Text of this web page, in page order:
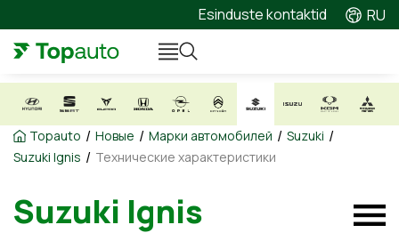
Esinduste kontaktid RU
Topauto / Новые / Марки автомобилей / Suzuki /
Suzuki Ignis / Технические характеристики
Suzuki Ignis